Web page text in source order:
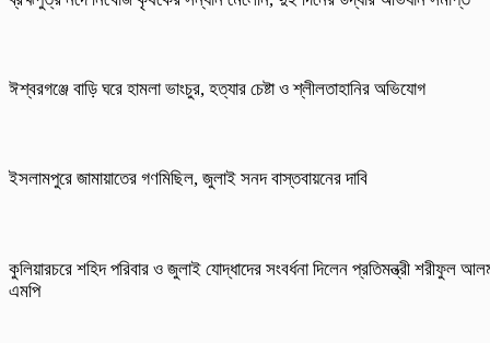
ঈশ্বরগঞ্জে বাড়ি ঘরে হামলা ভাংচুর, হত্যার চেষ্টা ও শ্লীলতাহানির অভিযোগ
ইসলামপুরে জামায়াতের গণমিছিল, জুলাই সনদ বাস্তবায়নের দাবি
কুলিয়ারচরে শহিদ পরিবার ও জুলাই যোদ্ধাদের সংবর্ধনা দিলেন প্রতিমন্ত্রী শরীফুল
এমপি